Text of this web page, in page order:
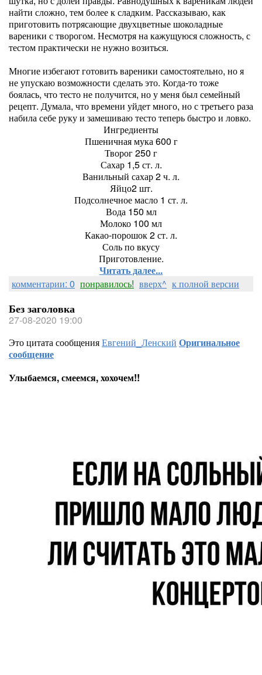
найти сложно, тем более к сладким. Рассказываю, как
приготовить потрясающие двухцветные шоколадные
вареники с творогом. Несмотря на кажущуюся сложность, с
тестом практически не нужно возиться.
Многие избегают готовить вареники самостоятельно, но я
не упускаю возможности сделать это. Когда-то тоже
боялась, что тесто не получится, но у меня был семейный
рецепт. Думала, что времени уйдет много, но с третьего раза
набила себе руку и замешиваю тесто теперь быстро и ловко.
Ингредиенты
Пшеничная мука 600 г
Творог 250 г
Сахар 1,5 ст. л.
Ванильный сахар 2 ч. л.
Яйцо2 шт.
Подсолнечное масло 1 ст. л.
Вода 150 мл
Молоко 100 мл
Какао-порошок 2 ст. л.
Соль по вкусу
Приготовление.
Читать далее...
комментарии: 0 понравилось! вверх^ к полной версии
Без заголовка
27-08-2020 19:00
Это цитата сообщенияЕвгений_Ленский Оригинальное
сообщение
Улыбаемся, смеемся, хохочем!!